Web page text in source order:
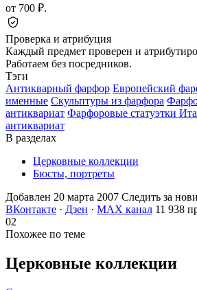
от 700 ₽.
Проверка и атрибуция
Каждый предмет проверен и
Работаем без посредников.
Тэги
Антикварный фарфор Европейский
именные Скульптуры из фарфора
антиквариат Фарфоровые статуэтки
антиквариат
В разделах
Церковные коллекции
Бюсты, портреты
Добавлен 20 марта 2007 Следить за
ВКонтакте · Дзен · MAX канал 11 938
02
Похожее по теме
Церковные коллекции